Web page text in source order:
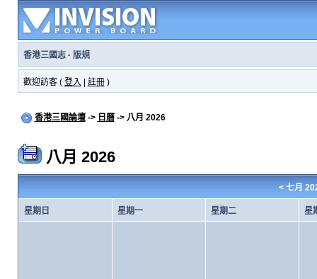
香港三國志· 版規
歡迎訪客 ( 登入 註冊)
香港三國論壇-> 日曆-> 八月 2026
八月 2026
< 七月
星期日 星期一 星期二 星